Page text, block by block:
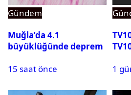
Gündem
Muğla’da 4.1
büyüklüğünde deprem
15 saat önce
1